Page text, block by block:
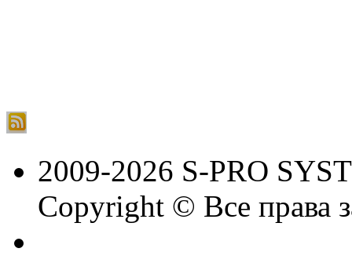
2009-2026 S-PRO
Copyright © Все права